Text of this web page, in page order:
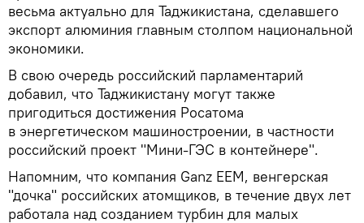
весьма актуально для Таджикистана, сделавшего
экспорт алюминия главным столпом национальной
экономики.
В свою очередь российский парламентарий
добавил, что Таджикистану могут также
пригодиться достижения Росатома
в энергетическом машиностроении, в частности
российский проект "Мини-ГЭС в контейнере".
Напомним, что компания Ganz ЕЕМ, венгерская
"дочка" российских атомщиков, в течение двух лет
работала над созданием турбин для малых